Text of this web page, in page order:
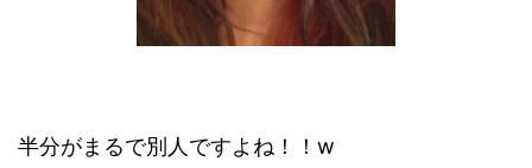
半分がまるで別人ですよね！！w